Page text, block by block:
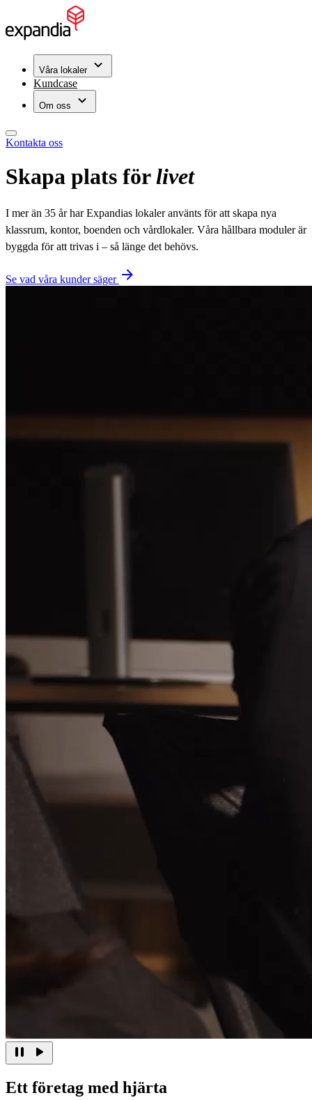
Våra lokaler
Kundcase
Om oss
Kontakta oss
Skapa plats förlivet
I mer än 35 år har Expandias lokaler använts för att skapa nya
klassrum, kontor, boenden och vårdlokaler. Våra hållbara moduler är
byggda för att trivas i – så länge det behövs.
Se vad våra kunder säger
Ett företag med hjärta